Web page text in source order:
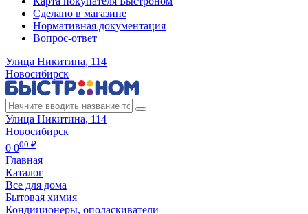
Сделано в магазине
Нормативная документация
Вопрос-ответ
Улица Никитина, 114
Новосибирск
Улица Никитина, 114
Новосибирск
0 000 ₽
Главная
Каталог
Все для дома
Бытовая химия
Кондиционеры, ополаскиватели